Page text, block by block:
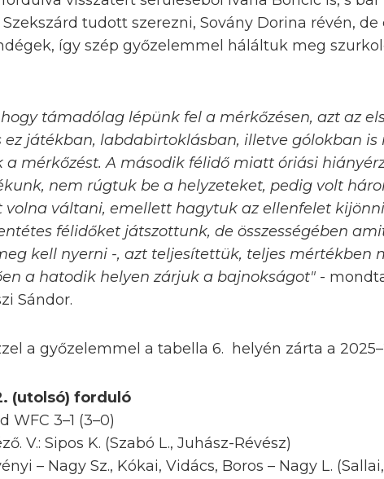
tudott szerezni, Sovány Dorina révén,
így szép győzelemmel háláltuk meg
támadólag lépünk fel a mérkőzésen, azt az
ez játékban, labdabirtoklásban, illetve gólokban
a mérkőzést. A második félidő miatt óriási
nem rúgtuk be a helyzeteket, pedig volt
váltani, emellett hagytuk az ellenfelet
félidőket játszottunk, de összességében
kell nyerni -, azt teljesítettük, teljes mértékben
a hatodik helyen zárjuk a bajnokságot" -
Sándor.
a győzelemmel a tabella 6. helyén zárta a
(utolsó) forduló
WFC 3–1 (3–0)
V.: Sipos K. (Szabó L., Juhász-Révész)
– Nagy Sz., Kókai, Vidács, Boros – Nagy L.